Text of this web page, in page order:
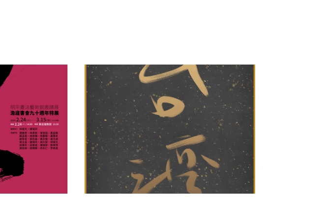
「公告」針對不肖業者與人士